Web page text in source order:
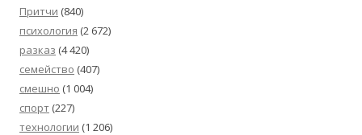
Притчи (840)
психология (2 672)
разказ (4 420)
семейство (407)
смешно (1 004)
спорт (227)
технологии (1 206)